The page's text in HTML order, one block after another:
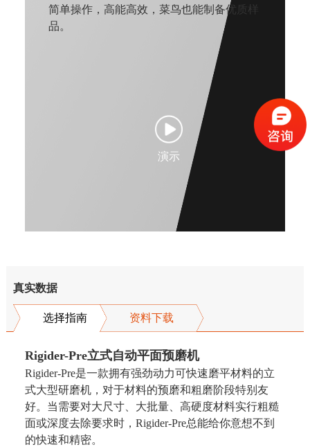
简单操作，高能高效，菜鸟也能制备优质样
品。
演示
真实数据
选择指南 资料下载
Rigider-Pre立式自动平面预磨机
Rigider-Pre是一款拥有强劲动力可快速磨平材料的立
式大型研磨机，对于材料的预磨和粗磨阶段特别友
好。当需要对大尺寸、大批量、高硬度材料实行粗糙
面或深度去除要求时，Rigider-Pre总能给你意想不到
的快速和精密。